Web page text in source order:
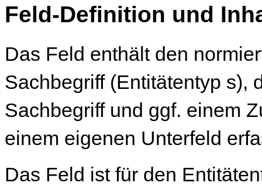
Feld-Definition und
Das Feld enthält den
Sachbegriff (Entitätentyp s),
Sachbegriff und ggf. einem
einem eigenen Unterfeld
Das Feld ist für den